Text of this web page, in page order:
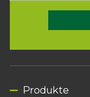
Produkte